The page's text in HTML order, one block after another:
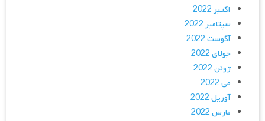
اکتبر 2022
سپتامبر 2022
آگوست 2022
جولای 2022
ژوئن 2022
می 2022
آوریل 2022
مارس 2022